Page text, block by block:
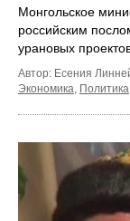
Монгольское
российским
урановых
Автор: Есения
Экономика, Политика